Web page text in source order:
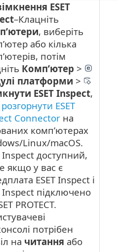
ESET
–Клацніть
, виберіть
або кілька
потім
Комп’ютер >
платформи >
ESET Inspect,
розгорнути ESET
Connector на
комп’ютерах
Linux/macOS.
Inspect доступний,
якщо у вас є
ESET Inspect і
Inspect підключено
PROTECT.
потрібен
на читання або